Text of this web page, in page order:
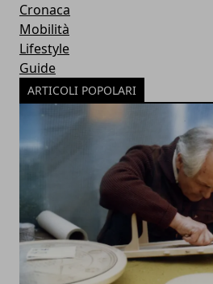
Cronaca
Mobilità
Lifestyle
Guide
ARTICOLI POPOLARI